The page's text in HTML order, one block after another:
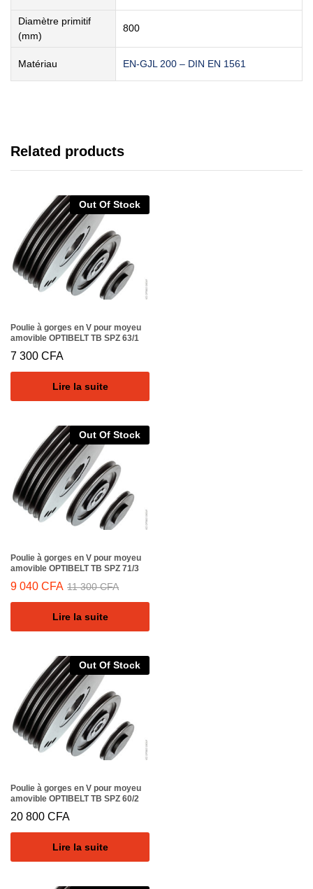
Diamètre primitif
(mm)
800
Matériau EN-GJL 200 – DIN EN 1561
Related products
Out Of Stock
Poulie à gorges en V pour moyeu
amovible OPTIBELT TB SPZ 63/1
7 300 CFA
Lire la suite
Out Of Stock
Poulie à gorges en V pour moyeu
amovible OPTIBELT TB SPZ 71/3
9 040 CFA 11 300CFA
Lire la suite
Out Of Stock
Poulie à gorges en V pour moyeu
amovible OPTIBELT TB SPZ 60/2
20 800 CFA
Lire la suite